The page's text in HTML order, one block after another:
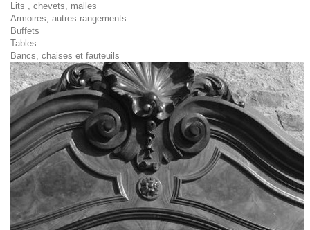
Lits , chevets, malles
Armoires, autres rangements
Buffets
Tables
Bancs, chaises et fauteuils